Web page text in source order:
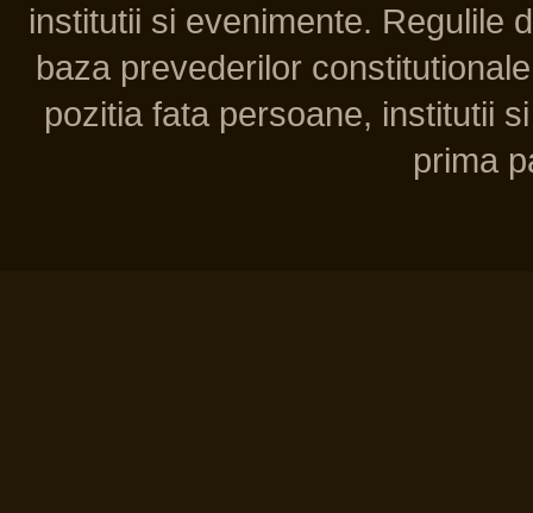
institutii si evenimente. Regulile
baza prevederilor
pozitia fata persoane, institutii
prima